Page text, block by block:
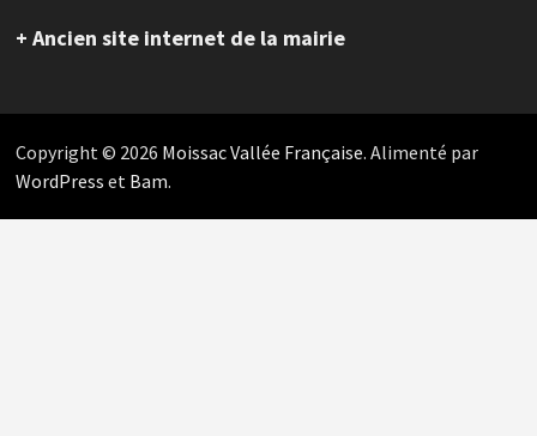
+ Ancien site internet de la mairie
Copyright © 2026 Moissac Vallée Française. Alimenté par
WordPress et Bam.